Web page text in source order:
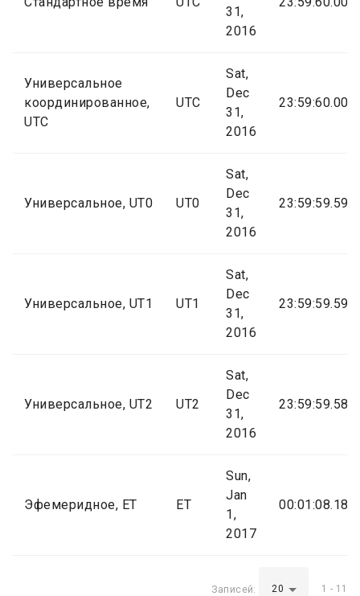
31,
2016
Универсальное
координированное,
UTC
UTC
Sat,
Dec
31,
2016
23:59:60.000
Универсальное, UT0 UT0
Sat,
Dec
31,
2016
23:59:59.591
Универсальное, UT1 UT1
Sat,
Dec
31,
2016
23:59:59.591
Универсальное, UT2 UT2
Sat,
Dec
31,
2016
23:59:59.586
Эфемеридное, ET ET
Sun,
Jan
1,
2017
00:01:08.184
Записей: 1 - 11